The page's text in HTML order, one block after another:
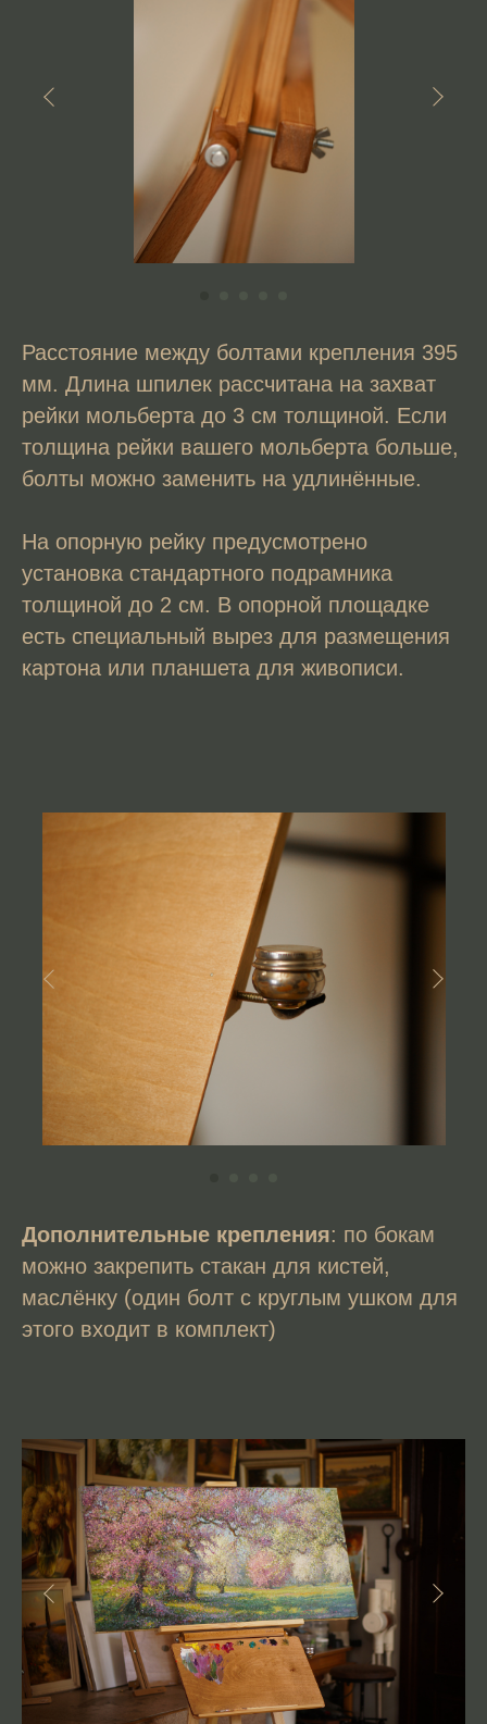
Расстояние между болтами крепления 395
мм. Длина шпилек рассчитана на захват
рейки мольберта до 3 см толщиной. Если
толщина рейки вашего мольберта больше,
болты можно заменить на удлинённые.
На опорную рейку предусмотрено
установка стандартного подрамника
толщиной до 2 см. В опорной площадке
есть специальный вырез для размещения
картона или планшета для живописи.
Дополнительные крепления: по бокам
можно закрепить стакан для кистей,
маслёнку (один болт с круглым ушком для
этого входит в комплект)